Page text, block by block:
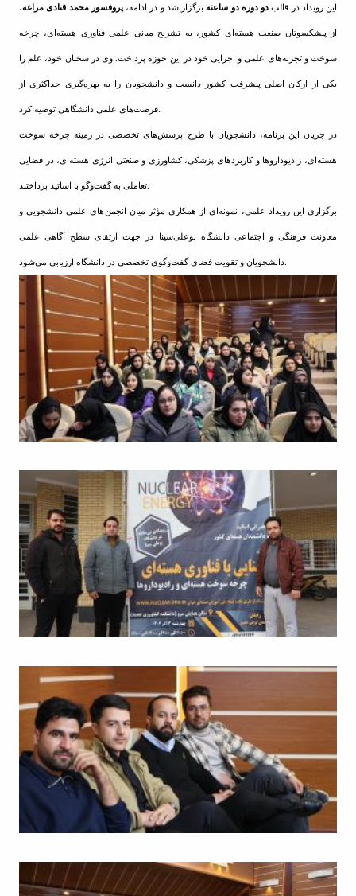
این رویداد در قالب دو دوره دو ساعتهبرگزار شد و در ادامه،پروفسور محمد قنادی مراغه،
از پیشکسوتان صنعت هسته‌ای کشور، به تشریح مبانی علمی فناوری هسته‌ای، چرخه
سوخت و تجربه‌های علمی و اجرایی خود در این حوزه پرداخت. وی در سخنان خود، علم را
یکی از ارکان اصلی پیشرفت کشور دانست و دانشجویان را به بهره‌گیری حداکثری از
فرصت‌های علمی دانشگاهی توصیه کرد.
در جریان این برنامه، دانشجویان با طرح پرسش‌های تخصصی در زمینه چرخه سوخت
هسته‌ای، رادیوداروها و کاربردهای پزشکی، کشاورزی و صنعتی انرژی هسته‌ای، در فضایی
تعاملی به گفت‌وگو با اساتید پرداختند.
برگزاری این رویداد علمی، نمونه‌ای از همکاری مؤثر میان انجمن‌های علمی دانشجویی و
معاونت فرهنگی و اجتماعی دانشگاه بوعلی‌سینا در جهت ارتقای سطح آگاهی علمی
دانشجویان و تقویت فضای گفت‌وگوی تخصصی در دانشگاه ارزیابی می‌شود.